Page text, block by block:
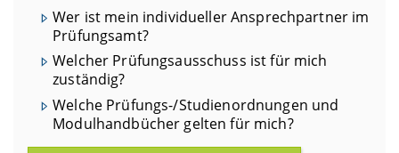
Wer ist mein individueller Ansprechpartner im
Prüfungsamt?
Welcher Prüfungsausschuss ist für mich
zuständig?
Welche Prüfungs-/Studienordnungen und
Modulhandbücher gelten für mich?